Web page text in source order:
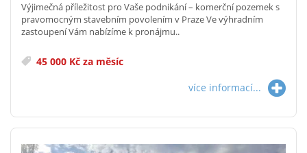
Výjimečná příležitost pro Vaše podnikání – komerční pozemek s
pravomocným stavebním povolením v Praze Ve výhradním
zastoupení Vám nabízíme k pronájmu..
45 000 Kč za měsíc
více informací...